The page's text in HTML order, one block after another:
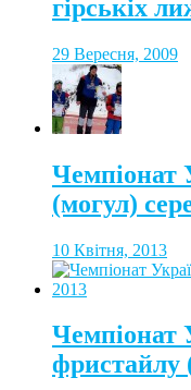
гірськіх
29 Вересня, 2009
Чемпіонат
(могул)
10 Квітня, 2013
Чемпіонат
фристайлу